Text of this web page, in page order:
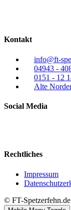
Kontakt
info@ft-
04943 -
0151 - 12
Alte
Social Media
Rechtliches
Impressum
© FT-